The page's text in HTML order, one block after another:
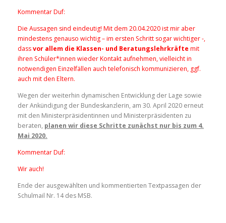
Kommentar Duf:
Die Aussagen sind eindeutig! Mit dem 20.04.2020 ist mir aber
mindestens genauso wichtig – im ersten Schritt sogar wichtiger -,
dassvor allem die Klassen- und Beratungslehrkräfte mit
ihren Schüler*innen wieder Kontakt aufnehmen, vielleicht in
notwendigen Einzelfällen auch telefonisch kommunizieren, ggf.
auch mit den Eltern.
Wegen der weiterhin dynamischen Entwicklung der Lage sowie
der Ankündigung der Bundeskanzlerin, am 30. April 2020 erneut
mit den Ministerpräsidentinnen und Ministerpräsidenten zu
beraten, planen wir diese Schritte zunächst nur bis zum 4.
Mai 2020.
Kommentar Duf:
Wir auch!
Ende der ausgewählten und kommentierten Textpassagen der
Schulmail Nr. 14 des MSB.